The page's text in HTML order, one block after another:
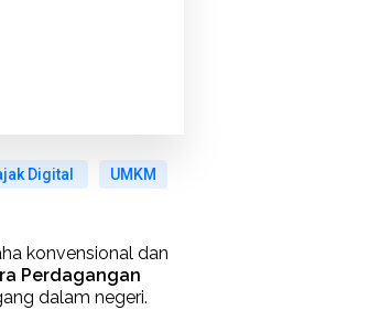
Digital UMKM
konvensional dan
Perdagangan
dalam negeri.